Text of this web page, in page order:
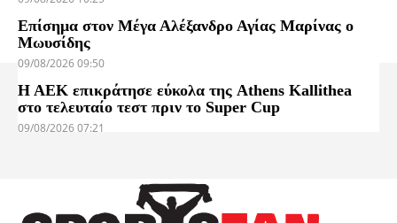
Επίσημα στον Μέγα Αλέξανδρο Αγίας Μαρίνας ο
Μωυσίδης
09/08/2026 09:50
Η ΑΕΚ επικράτησε εύκολα της Athens Kallithea
στο τελευταίο τεστ πριν το Super Cup
09/08/2026 07:21